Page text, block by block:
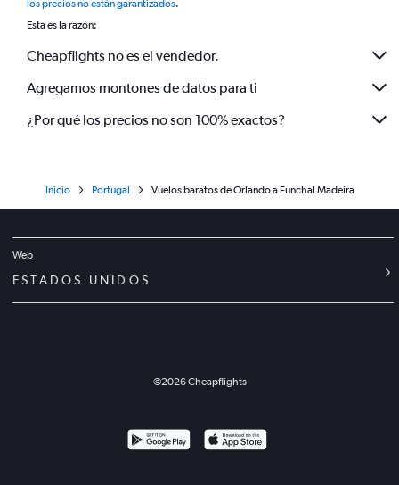
los precios no están garantizados.
Esta es la razón:
Cheapflights no es el vendedor.
Agregamos montones de datos para ti
¿Por qué los precios no son 100% exactos?
Inicio Portugal Vuelos baratos de Orlando a Funchal Madeira
Web
ESTADOS UNIDOS
©2026Cheapflights